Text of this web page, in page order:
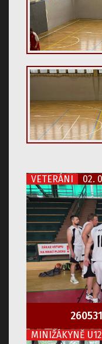
VETERÁNI 02.
MINIŽÁKYNĚ U12